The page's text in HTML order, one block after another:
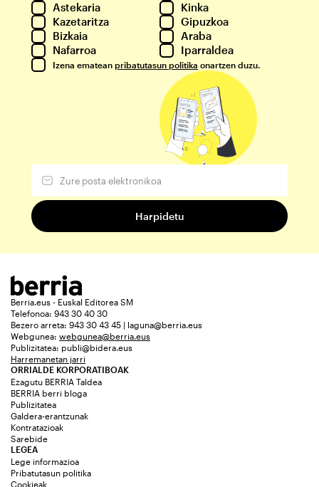
Astekaria
Kinka
Kazetaritza
Gipuzkoa
Bizkaia
Araba
Nafarroa
Iparraldea
Izena ematean pribatutasun politika onartzen duzu.
Berria.eus - Euskal Editorea SM
Telefonoa: 943 30 40 30
Bezero arreta: 943 30 43 45 | laguna@berria.eus
Webgunea: webgunea@berria.eus
Publizitatea: publi@bidera.eus
Harremanetan jarri
ORRIALDE KORPORATIBOAK
Ezagutu BERRIA Taldea
BERRIA berri bloga
Publizitatea
Galdera-erantzunak
Kontratazioak
Sarebide
LEGEA
Lege informazioa
Pribatutasun politika
Cookieak